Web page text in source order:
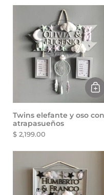
Twins elefante y oso con
atrapasueños
$ 2,199.00